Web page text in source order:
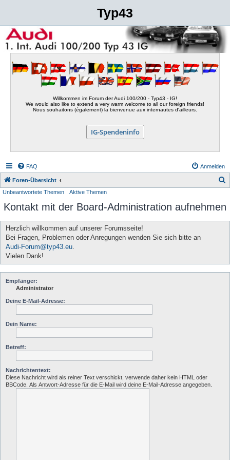
Typ43
Willkommen im Forum der Audi 100/200 - Typ43 - IG!
We would also like to extend a very warm welcome to all our foreign friends!
Nous souhaitons (également) la bienvenue aux internautes d'ailleurs.
IG-Spendeninfo
FAQ Anmelden
Foren-Übersicht
Unbeantwortete Themen Aktive Themen
Kontakt mit der Board-Administration aufnehmen
Herzlich willkommen auf unserer Forumsseite!
Bei Fragen, Problemen oder Anregungen wenden Sie sich bitte an
Audi-Forum@typ43.eu
Vielen Dank!
Empfänger:
Administrator
Deine E-Mail-Adresse:
Dein Name:
Betreff:
Nachrichtentext:
Diese Nachricht wird als reiner Text verschickt, verwende daher kein HTML oder
BBCode. Als Antwort-Adresse für die E-Mail wird deine E-Mail-Adresse angegeben.